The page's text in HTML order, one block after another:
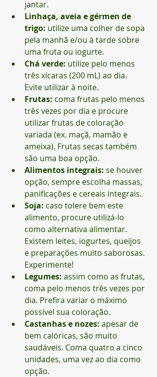
jantar.
Linhaça, aveia e gérmen de
trigo: utilize uma colher de sopa
pela manhã e/ou à tarde sobre
uma fruta ou iogurte.
Chá verde: utilize pelo menos
três xícaras (200 mL) ao dia.
Evite utilizar à noite.
Frutas: coma frutas pelo menos
três vezes por dia e procure
utilizar frutas de coloração
variada (ex. maçã, mamão e
ameixa). Frutas secas também
são uma boa opção.
Alimentos integrais: se houver
opção, sempre escolha massas,
panificações e cereais integrais.
Soja: caso tolere bem este
alimento, procure utilizá-lo
como alternativa alimentar.
Existem leites, iogurtes, queijos
e preparações muito saborosas.
Experimente!
Legumes: assim como as frutas,
coma pelo menos três vezes por
dia. Prefira variar o máximo
possível sua coloração.
Castanhas e nozes: apesar de
bem calóricas, são muito
saudáveis. Coma quatro a cinco
unidades, uma vez ao dia como
opção.